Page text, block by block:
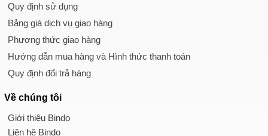
Quy định sử dụng
Bảng giá dịch vụ giao hàng
Phương thức giao hàng
Hướng dẫn mua hàng và Hình thức thanh toán
Quy định đổi trả hàng
Về chúng tôi
Giới thiệu Bindo
Liên hệ Bindo